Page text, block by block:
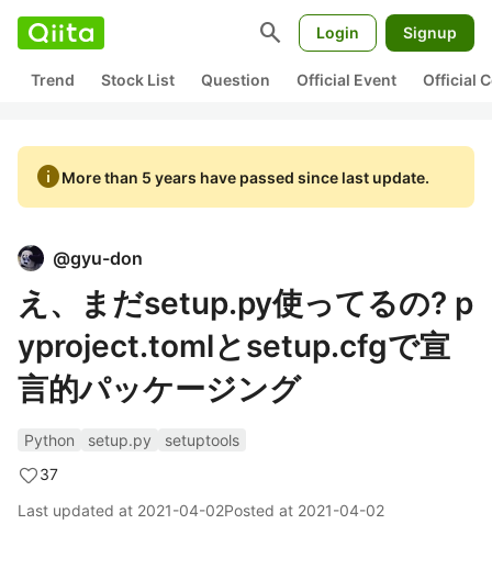
search Login Signup
Trend Stock List Question Official Event Official
infoMore than 5 years have passed since last update.
@gyu-don
え、まだsetup.py使ってるの? p
yproject.tomlとsetup.cfgで宣
言的パッケージング
Python setup.py
setuptools
37
Last updated at 2021-04-02Posted at 2021-04-02